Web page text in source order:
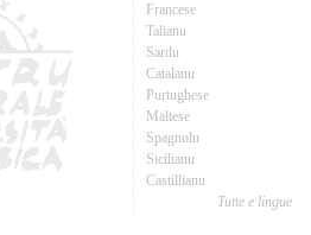
Francese
Talianu
Sardu
Catalanu
Purtughese
Maltese
Spagnolu
Sicilianu
Castillianu
Tutte e lingue